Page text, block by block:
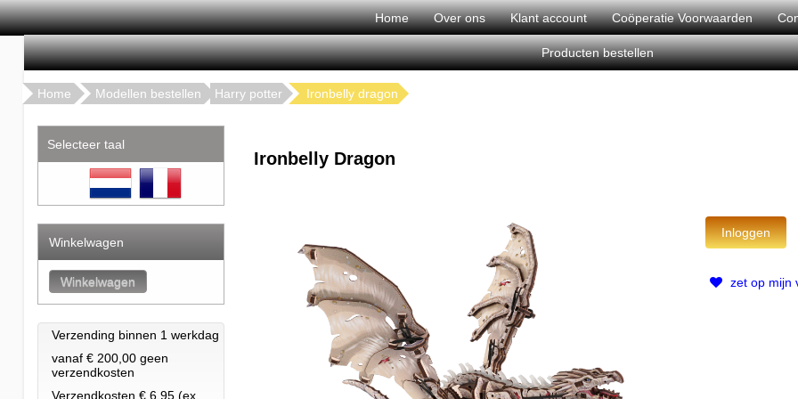
Home Over ons Klant account Coöperatie Voorwaarden
Producten bestellen
Home Modellen bestellen Harry potter Ironbelly dragon
Selecteer taal
Winkelwagen
Verzending binnen 1 werkdag
vanaf € 200,00 geen
verzendkosten
Verzendkosten € 6.95 (ex.
Ironbelly Dragon
zet op mijn